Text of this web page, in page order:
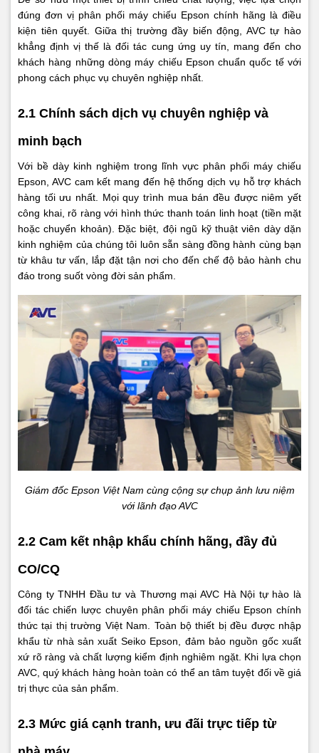
đúng đơn vị phân phối máy chiếu Epson chính hãng là điều
kiện tiên quyết. Giữa thị trường đầy biến động, AVC tự hào
khẳng định vị thế là đối tác cung ứng uy tín, mang đến cho
khách hàng những dòng máy chiếu Epson chuẩn quốc tế với
phong cách phục vụ chuyên nghiệp nhất.
2.1 Chính sách dịch vụ chuyên nghiệp và
minh bạch
Với bề dày kinh nghiệm trong lĩnh vực phân phối máy chiếu
Epson, AVC cam kết mang đến hệ thống dịch vụ hỗ trợ khách
hàng tối ưu nhất. Mọi quy trình mua bán đều được niêm yết
công khai, rõ ràng với hình thức thanh toán linh hoạt (tiền mặt
hoặc chuyển khoản). Đặc biệt, đội ngũ kỹ thuật viên dày dặn
kinh nghiệm của chúng tôi luôn sẵn sàng đồng hành cùng bạn
từ khâu tư vấn, lắp đặt tận nơi cho đến chế độ bảo hành chu
đáo trong suốt vòng đời sản phẩm.
Giám đốc Epson Việt Nam cùng cộng sự chụp ảnh lưu niệm
với lãnh đạo AVC
2.2 Cam kết nhập khẩu chính hãng, đầy đủ
CO/CQ
Công ty TNHH Đầu tư và Thương mại AVC Hà Nội tự hào là
đối tác chiến lược chuyên phân phối máy chiếu Epson chính
thức tại thị trường Việt Nam. Toàn bộ thiết bị đều được nhập
khẩu từ nhà sản xuất Seiko Epson, đảm bảo nguồn gốc xuất
xứ rõ ràng và chất lượng kiểm định nghiêm ngặt. Khi lựa chọn
AVC, quý khách hàng hoàn toàn có thể an tâm tuyệt đối về giá
trị thực của sản phẩm.
2.3 Mức giá cạnh tranh, ưu đãi trực tiếp từ